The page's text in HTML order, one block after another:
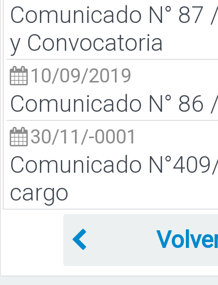
Comunicado N° 87
y Convocatoria
10/09/2019
Comunicado N°
30/11/-0001
Comunicado
cargo